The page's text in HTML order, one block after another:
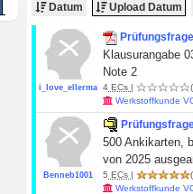
Datum Upload Datum
i_love_ellermann
Klausurangabe
Note 2
4 ECs |
Werkstoffkunde
Benneb1001
500 Ankikarten,
von 2025
5 ECs |
Werkstoffkunde